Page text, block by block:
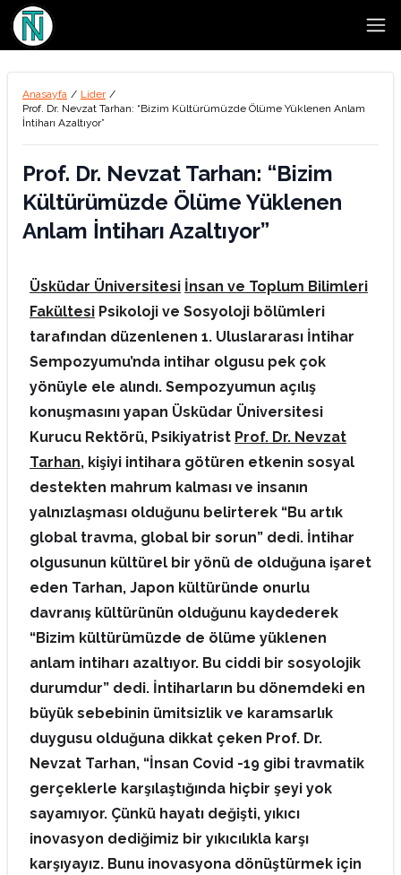
Anasayfa / Lider /
Prof. Dr. Nevzat Tarhan: “Bizim Kültürümüzde Ölüme Yüklenen Anlam
İntiharı Azaltıyor”
Prof. Dr. Nevzat Tarhan: “Bizim
Kültürümüzde Ölüme Yüklenen
Anlam İntiharı Azaltıyor”
Üsküdar Üniversitesi İnsan ve Toplum Bilimleri
Fakültesi Psikoloji ve Sosyoloji bölümleri
tarafından düzenlenen 1. Uluslararası İntihar
Sempozyumu’nda intihar olgusu pek çok
yönüyle ele alındı. Sempozyumun açılış
konuşmasını yapan Üsküdar Üniversitesi
Kurucu Rektörü, Psikiyatrist Prof. Dr. Nevzat
Tarhan, kişiyi intihara götüren etkenin sosyal
destekten mahrum kalması ve insanın
yalnızlaşması olduğunu belirterek “Bu artık
global travma, global bir sorun” dedi. İntihar
olgusunun kültürel bir yönü de olduğuna işaret
eden Tarhan, Japon kültüründe onurlu
davranış kültürünün olduğunu kaydederek
“Bizim kültürümüzde de ölüme yüklenen
anlam intiharı azaltıyor. Bu ciddi bir sosyolojik
durumdur” dedi. İntiharların bu dönemdeki en
büyük sebebinin ümitsizlik ve karamsarlık
duygusu olduğuna dikkat çeken Prof. Dr.
Nevzat Tarhan, “İnsan Covid -19 gibi travmatik
gerçeklerle karşılaştığında hiçbir şeyi yok
sayamıyor. Çünkü hayatı değişti, yıkıcı
inovasyon dediğimiz bir yıkıcılıkla karşı
karşıyayız. Bunu inovasyona dönüştürmek için